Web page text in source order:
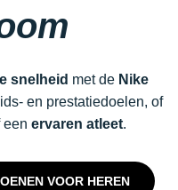
snelheid met de Nike
en prestatiedoelen, of
een ervaren atleet.
VOOR HEREN